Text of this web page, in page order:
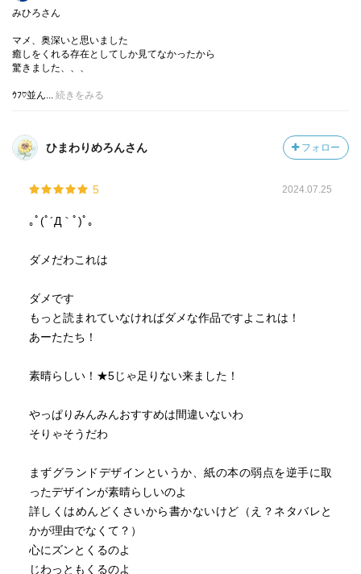
そんな差別や
人の嫉妬について
マメがそんなことを抱えていたとは、、、、
最初は驚くんですが
そのうち納得していき
だんだん悲しくなっていきます、、、
どういう結末がいいのか
こちらまで頭を抱えました
しかしそれを見事に昇華してくれた展開でした
私も抱きしめたい｡ﾟ(ﾟ´Д｀ﾟ)ﾟ｡
みひろさん
マメ、奥深いと思いました
癒しをくれる存在としてしか見てなかったから
驚きました、、、
ｳﾌ♡並ん... 続きをみる
ひまわりめろんさん フォロー
5 2024.07.25
｡ﾟ(ﾟ´Д｀ﾟ)ﾟ｡
ダメだわこれは
ダメです
もっと読まれていなければダメな作品ですよこれは！
あーたたち！
素晴らしい！★5じゃ足りない来ました！
やっぱりみんみんおすすめは間違いないわ
そりゃそうだわ
まずグランドデザインというか、紙の本の弱点を逆手に取
ったデザインが素晴らしいのよ
詳しくはめんどくさいから書かないけど（え？ネタバレと
かが理由でなくて？）
心にズンとくるのよ
じわっともくるのよ